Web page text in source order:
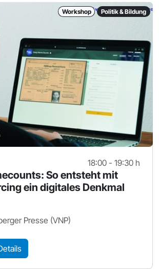
Workshop Politik & Bildung
18:00 - 19:30 h
So entsteht mit
ein digitales Denkmal
Presse (VNP)